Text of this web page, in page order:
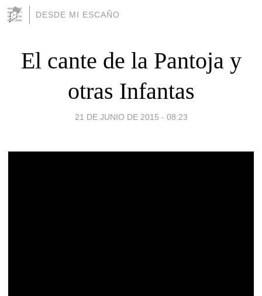
DESDE MI ESCAÑO
El cante de la Pantoja y
otras Infantas
21 DE JUNIO DE 2015 - 08:23